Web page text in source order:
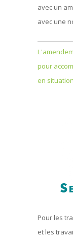
avec un
avec une
pour
en
Pour les
et les